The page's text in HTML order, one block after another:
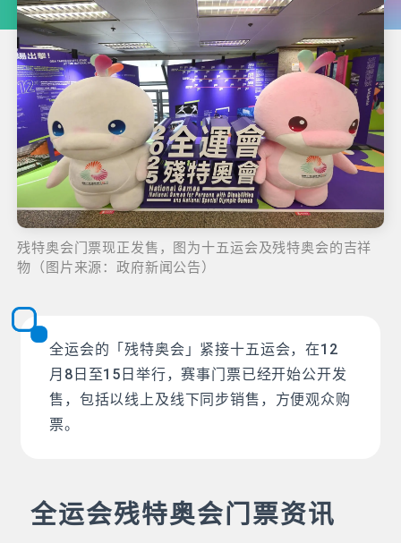
残特奥会门票现正发售，图为十五运会及残特奥会的吉祥
物（图片来源：政府新闻公告）
全运会的「残特奥会」紧接十五运会，在12
月8日至15日举行，赛事门票已经开始公开发
售，包括以线上及线下同步销售，方便观众购
票。
全运会残特奥会门票资讯